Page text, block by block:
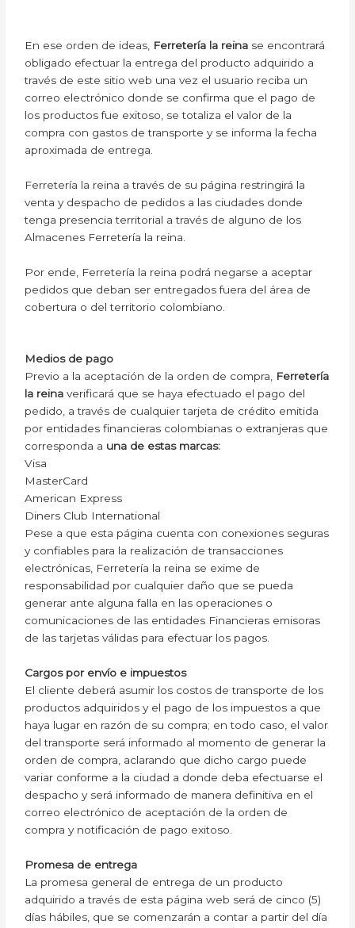
En ese orden de ideas, Ferretería la reina se encontrará
obligado efectuar la entrega del producto adquirido a
través de este sitio web una vez el usuario reciba un
correo electrónico donde se confirma que el pago de
los productos fue exitoso, se totaliza el valor de la
compra con gastos de transporte y se informa la fecha
aproximada de entrega.
Ferretería la reina a través de su página restringirá la
venta y despacho de pedidos a las ciudades donde
tenga presencia territorial a través de alguno de los
Almacenes Ferretería la reina.
Por ende, Ferretería la reina podrá negarse a aceptar
pedidos que deban ser entregados fuera del área de
cobertura o del territorio colombiano.
Medios de pago
Previo a la aceptación de la orden de compra, Ferretería
la reina verificará que se haya efectuado el pago del
pedido, a través de cualquier tarjeta de crédito emitida
por entidades financieras colombianas o extranjeras que
corresponda a una de estas marcas:
Visa
MasterCard
American Express
Diners Club International
Pese a que esta página cuenta con conexiones seguras
y confiables para la realización de transacciones
electrónicas, Ferretería la reina se exime de
responsabilidad por cualquier daño que se pueda
generar ante alguna falla en las operaciones o
comunicaciones de las entidades Financieras emisoras
de las tarjetas válidas para efectuar los pagos.
Cargos por envío e impuestos
El cliente deberá asumir los costos de transporte de los
productos adquiridos y el pago de los impuestos a que
haya lugar en razón de su compra; en todo caso, el valor
del transporte será informado al momento de generar la
orden de compra, aclarando que dicho cargo puede
variar conforme a la ciudad a donde deba efectuarse el
despacho y será informado de manera definitiva en el
correo electrónico de aceptación de la orden de
compra y notificación de pago exitoso.
Promesa de entrega
La promesa general de entrega de un producto
adquirido a través de esta página web será de cinco (5)
días hábiles, que se comenzarán a contar a partir del día